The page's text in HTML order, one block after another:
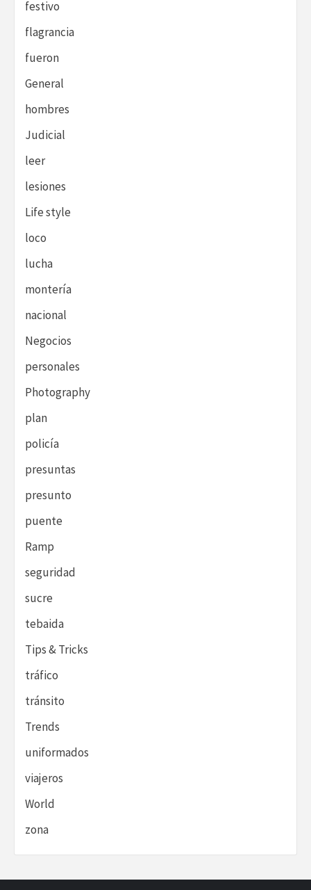
festivo
flagrancia
fueron
General
hombres
Judicial
leer
lesiones
Life style
loco
lucha
montería
nacional
Negocios
personales
Photography
plan
policía
presuntas
presunto
puente
Ramp
seguridad
sucre
tebaida
Tips & Tricks
tráfico
tránsito
Trends
uniformados
viajeros
World
zona